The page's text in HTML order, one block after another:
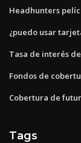
Headhunters
¿puedo usar
Tasa de interés
Fondos de
Cobertura de
Tags